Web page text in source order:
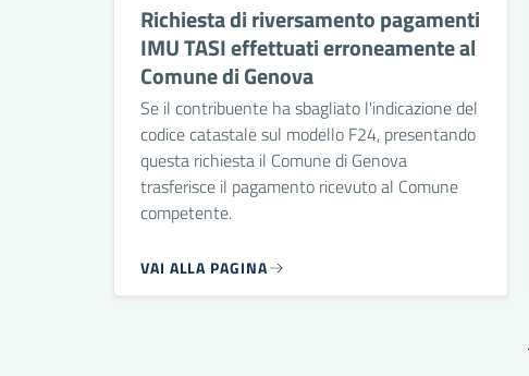
Richiesta di riversamento pagamenti
IMU TASI effettuati erroneamente al
Comune di Genova
Se il contribuente ha sbagliato l'indicazione del
codice catastale sul modello F24, presentando
questa richiesta il Comune di Genova
trasferisce il pagamento ricevuto al Comune
competente.
VAI ALLA PAGINA